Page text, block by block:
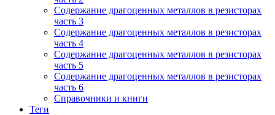
Содержание драгоценных металлов в резисторах
часть 3
Содержание драгоценных металлов в резисторах
часть 4
Содержание драгоценных металлов в резисторах
часть 5
Содержание драгоценных металлов в резисторах
часть 6
Справочники и книги
Теги